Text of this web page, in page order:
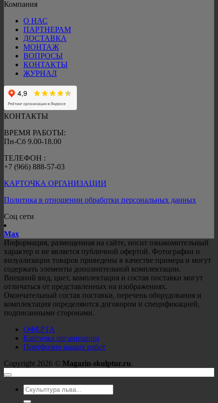
Компания
О НАС
ПАРТНЕРАМ
ДОСТАВКА
МОНТАЖ
ВОПРОСЫ
КОНТАКТЫ
ЖУРНАЛ
КОНТАКТЫ
ВРЕМЯ РАБОТЫ:
Пн-Сб 9.00-18.00
ТЕЛЕФОН :
+7 (966) 888-57-03
КАРТОЧКА ОРГАНИЗАЦИИ
Политика в отношении обработки персональных данных
Соц сети
Mах
Информация, размещенная на сайте, носит ознакомительный
характер и не является публичной офертой. Фотографии и
визуализации товаров приведены в качестве примера и могут
содержать элементы дополнительной комплектации.
Внешний вид, цвет, комплектация и состав поставки могут
отличаться от представленных на изображениях.
Окончательный состав поставки, перечень оборудования и
комплектация определяются договором и спецификацией,
подписанными сторонами.
ОФЕРТА
Карточка организации
Портфолио наших работ
Copyright 2026 © Magazin-skulptur.ru.
Искать: